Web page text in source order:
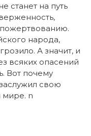
станет на путь
народа,
А значит, и
всяких опасений
Вот почему
свою
мире. n